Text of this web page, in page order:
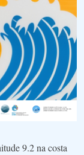
9.2 na costa